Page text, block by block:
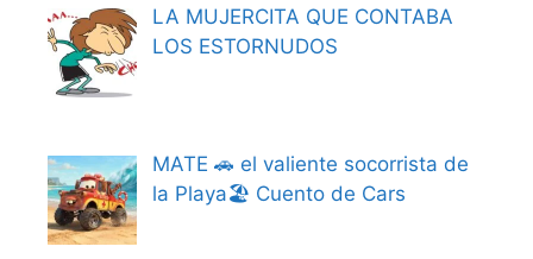
LA MUJERCITA QUE CONTABA
LOS ESTORNUDOS
MATE 🚗 el valiente socorrista de
la Playa🏖️ Cuento de Cars